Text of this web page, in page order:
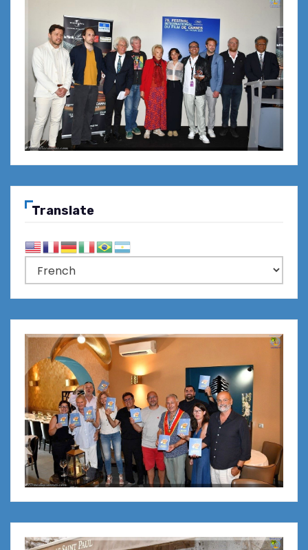
Translate